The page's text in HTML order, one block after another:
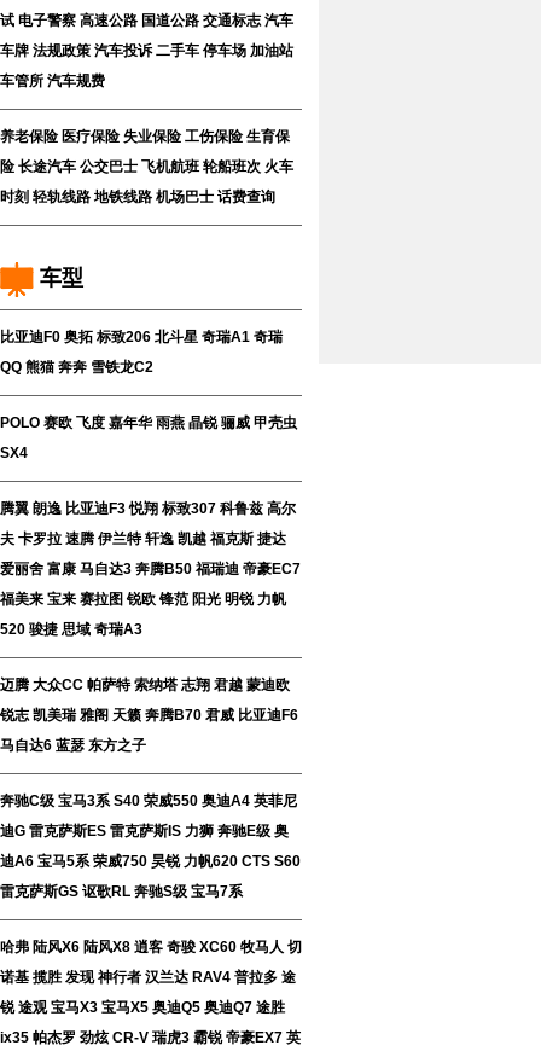
试 电子警察 高速公路 国道公路 交通标志 汽车
车牌 法规政策 汽车投诉 二手车 停车场 加油站
车管所 汽车规费
养老保险 医疗保险 失业保险 工伤保险 生育保
险 长途汽车 公交巴士 飞机航班 轮船班次 火车
时刻 轻轨线路 地铁线路 机场巴士 话费查询
车型
比亚迪F0 奥拓 标致206 北斗星 奇瑞A1 奇瑞
QQ 熊猫 奔奔 雪铁龙C2
POLO 赛欧 飞度 嘉年华 雨燕 晶锐 骊威 甲壳虫
SX4
腾翼 朗逸 比亚迪F3 悦翔 标致307 科鲁兹 高尔
夫 卡罗拉 速腾 伊兰特 轩逸 凯越 福克斯 捷达
爱丽舍 富康 马自达3 奔腾B50 福瑞迪 帝豪EC7
福美来 宝来 赛拉图 锐欧 锋范 阳光 明锐 力帆
520 骏捷 思域 奇瑞A3
迈腾 大众CC 帕萨特 索纳塔 志翔 君越 蒙迪欧
锐志 凯美瑞 雅阁 天籁 奔腾B70 君威 比亚迪F6
马自达6 蓝瑟 东方之子
奔驰C级 宝马3系 S40 荣威550 奥迪A4 英菲尼
迪G 雷克萨斯ES 雷克萨斯IS 力狮 奔驰E级 奥
迪A6 宝马5系 荣威750 昊锐 力帆620 CTS S60
雷克萨斯GS 讴歌RL 奔驰S级 宝马7系
哈弗 陆风X6 陆风X8 逍客 奇骏 XC60 牧马人 切
诺基 揽胜 发现 神行者 汉兰达 RAV4 普拉多 途
锐 途观 宝马X3 宝马X5 奥迪Q5 奥迪Q7 途胜
ix35 帕杰罗 劲炫 CR-V 瑞虎3 霸锐 帝豪EX7 英